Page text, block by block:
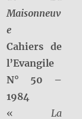
Maisonneuv
e
Cahiers de
l’Evangile
N° 50 –
1984
« La